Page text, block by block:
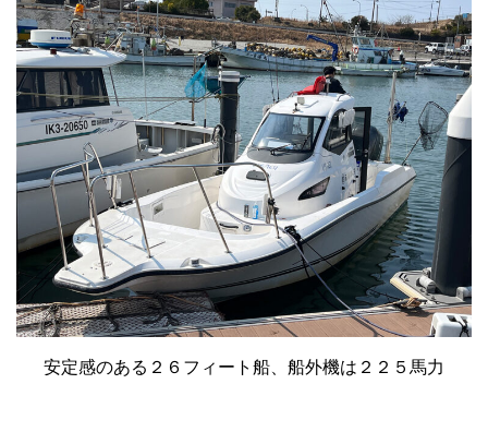
安定感のある２６フィート船、船外機は２２５馬力